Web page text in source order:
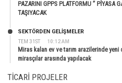
PAZARINI GPPS PLATFORMU ” PİYASA
TAŞIYACAK
TEM 31ST 10:12 AM
SEKTÖRDEN GELIŞMELER
Miras kalan ev ve tarım arazilerinde
mirasçılar arasında yapılacak
TICARI PROJELER